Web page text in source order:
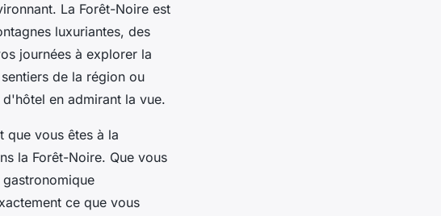
La Forêt-Noire est
luxuriantes, des
journées à explorer la
de la région ou
en admirant la vue.
que vous êtes à la
la Forêt-Noire. Que vous
ce que vous